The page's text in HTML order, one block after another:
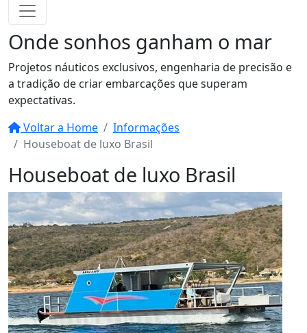
Onde sonhos ganham o mar
Projetos náuticos exclusivos, engenharia de precisão e
a tradição de criar embarcações que superam
expectativas.
Voltar a Home
Informações
Houseboat de luxo Brasil
Houseboat de luxo Brasil